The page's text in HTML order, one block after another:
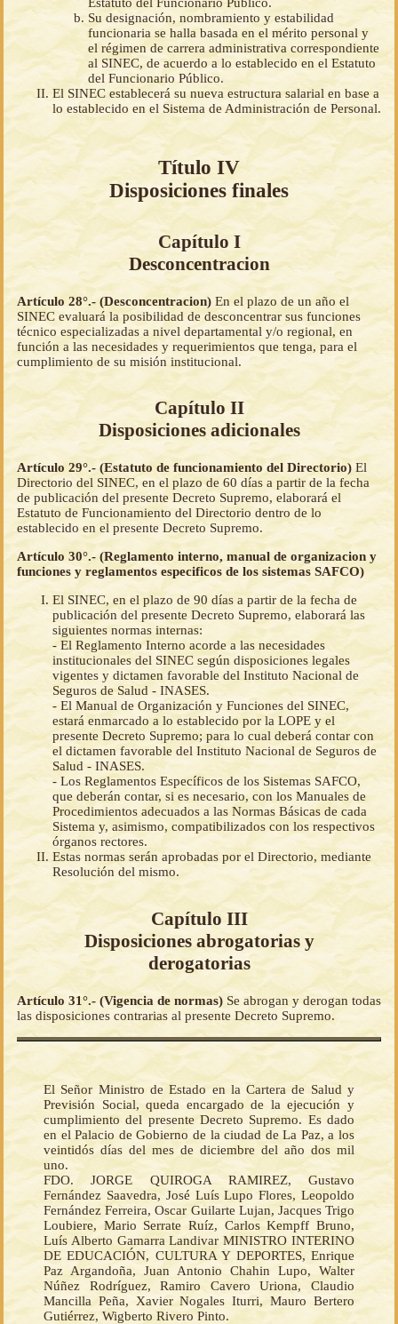
Su designación, nombramiento y estabilidad
funcionaria se halla basada en el mérito personal y
el régimen de carrera administrativa correspondiente
al SINEC, de acuerdo a lo establecido en el Estatuto
del Funcionario Público.
El SINEC establecerá su nueva estructura salarial en base a
lo establecido en el Sistema de Administración de Personal.
Título IV
Disposiciones finales
Capítulo I
Desconcentracion
Artículo 28°.- (Desconcentracion) En el plazo de un año el
SINEC evaluará la posibilidad de desconcentrar sus funciones
técnico especializadas a nivel departamental y/o regional, en
función a las necesidades y requerimientos que tenga, para el
cumplimiento de su misión institucional.
Capítulo II
Disposiciones adicionales
Artículo 29°.- (Estatuto de funcionamiento del Directorio) El
Directorio del SINEC, en el plazo de 60 días a partir de la fecha
de publicación del presente Decreto Supremo, elaborará el
Estatuto de Funcionamiento del Directorio dentro de lo
establecido en el presente Decreto Supremo.
Artículo 30°.- (Reglamento interno, manual de organizacion y
funciones y reglamentos especificos de los sistemas SAFCO)
El SINEC, en el plazo de 90 días a partir de la fecha de
publicación del presente Decreto Supremo, elaborará las
siguientes normas internas:
- El Reglamento Interno acorde a las necesidades
institucionales del SINEC según disposiciones legales
vigentes y dictamen favorable del Instituto Nacional de
Seguros de Salud - INASES.
- El Manual de Organización y Funciones del SINEC,
estará enmarcado a lo establecido por la LOPE y el
presente Decreto Supremo; para lo cual deberá contar con
el dictamen favorable del Instituto Nacional de Seguros de
Salud - INASES.
- Los Reglamentos Específicos de los Sistemas SAFCO,
que deberán contar, si es necesario, con los Manuales de
Procedimientos adecuados a las Normas Básicas de cada
Sistema y, asimismo, compatibilizados con los respectivos
órganos rectores.
Estas normas serán aprobadas por el Directorio, mediante
Resolución del mismo.
Capítulo III
Disposiciones abrogatorias y
derogatorias
Artículo 31°.- (Vigencia de normas) Se abrogan y derogan todas
las disposiciones contrarias al presente Decreto Supremo.
El Señor Ministro de Estado en la Cartera de Salud y
Previsión Social, queda encargado de la ejecución y
cumplimiento del presente Decreto Supremo. Es dado
en el Palacio de Gobierno de la ciudad de La Paz, a los
veintidós días del mes de diciembre del año dos mil
uno.
FDO. JORGE QUIROGA RAMIREZ, Gustavo
Fernández Saavedra, José Luís Lupo Flores, Leopoldo
Fernández Ferreira, Oscar Guilarte Lujan, Jacques Trigo
Loubiere, Mario Serrate Ruíz, Carlos Kempff Bruno,
Luís Alberto Gamarra Landivar MINISTRO INTERINO
DE EDUCACIÓN, CULTURA Y DEPORTES, Enrique
Paz Argandoña, Juan Antonio Chahin Lupo, Walter
Núñez Rodríguez, Ramiro Cavero Uriona, Claudio
Mancilla Peña, Xavier Nogales Iturri, Mauro Bertero
Gutiérrez, Wigberto Rivero Pinto.